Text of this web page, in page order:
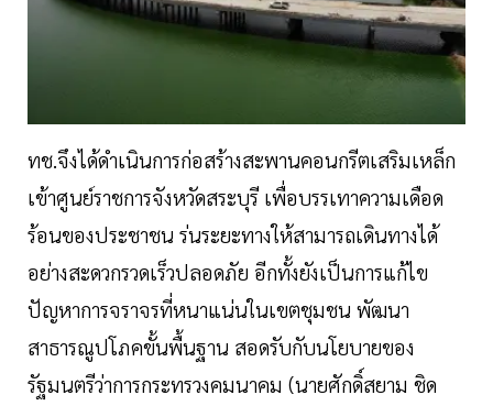
ทช.จึงได้ดำเนินการก่อสร้างสะพานคอนกรีตเสริมเหล็ก
เข้าศูนย์ราชการจังหวัดสระบุรี เพื่อบรรเทาความเดือด
ร้อนของประชาชน ร่นระยะทางให้สามารถเดินทางได้
อย่างสะดวกรวดเร็วปลอดภัย อีกทั้งยังเป็นการแก้ไข
ปัญหาการจราจรที่หนาแน่นในเขตชุมชน พัฒนา
สาธารณูปโภคขั้นพื้นฐาน สอดรับกับนโยบายของ
รัฐมนตรีว่าการกระทรวงคมนาคม (นายศักดิ์สยาม ชิด